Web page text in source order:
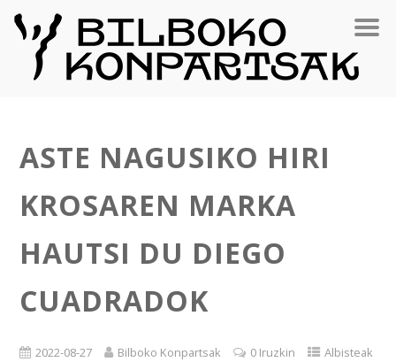
ASTE NAGUSIKO HIRI
KROSAREN MARKA
HAUTSI DU DIEGO
CUADRADOK
2022-08-27 Bilboko Konpartsak 0 Iruzkin Albisteak